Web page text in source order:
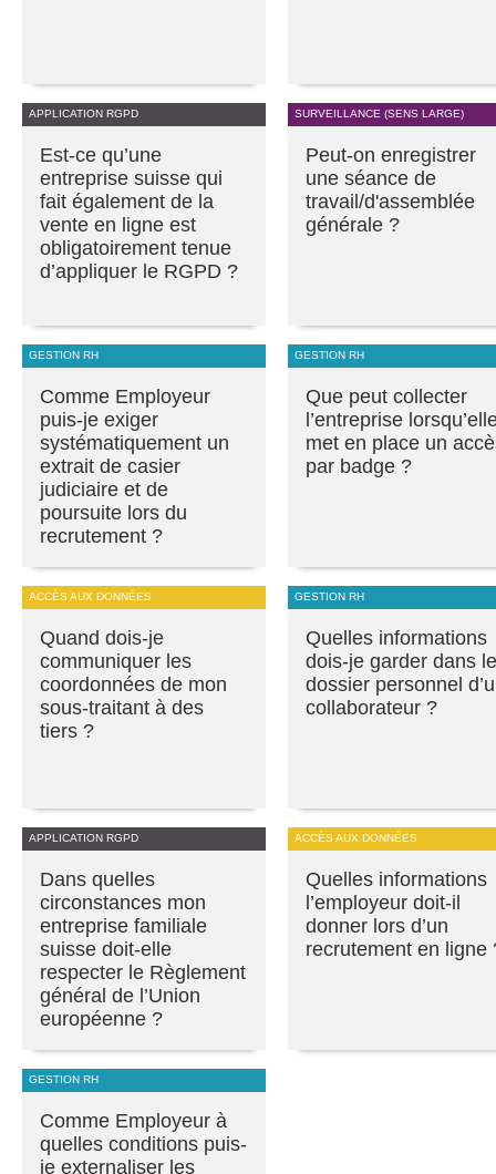
APPLICATION RGPD
Est-ce qu’une
entreprise suisse qui
fait également de la
vente en ligne est
obligatoirement tenue
d’appliquer le RGPD ?
SURVEILLANCE (SENS LARGE)
Peut-on enregistrer
une séance de
travail/d'assemblée
générale ?
GESTION RH
Comme Employeur
puis-je exiger
systématiquement un
extrait de casier
judiciaire et de
poursuite lors du
recrutement ?
GESTION RH
Que peut collecter
l’entreprise
met en place un
par badge ?
ACCÈS AUX DONNÉES
Quand dois-je
communiquer les
coordonnées de mon
sous-traitant à des
tiers ?
GESTION RH
Quelles informations
dois-je garder dans le
dossier personnel
collaborateur ?
APPLICATION RGPD
Dans quelles
circonstances mon
entreprise familiale
suisse doit-elle
respecter le Règlement
général de l’Union
européenne ?
ACCÈS AUX DONNÉES
Quelles informations
l’employeur doit-il
donner lors d’un
recrutement en ligne
GESTION RH
Comme Employeur à
quelles conditions puis-
je externaliser les